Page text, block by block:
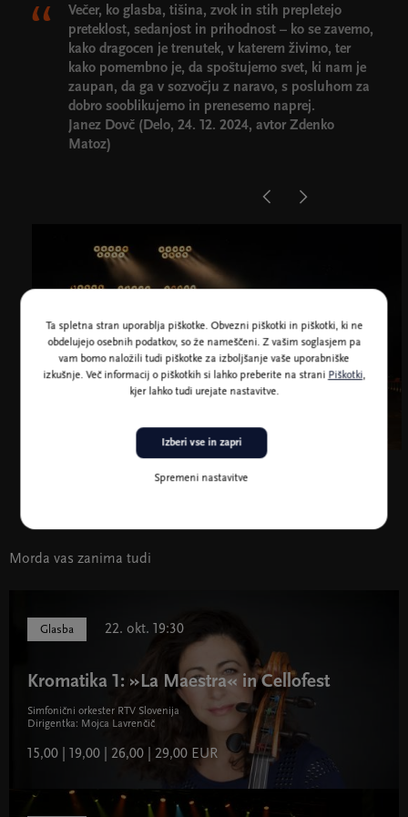
Večer, ko glasba, tišina, zvok in stih prepletejo
preteklost, sedanjost in prihodnost – ko se zavemo,
kako dragocen je trenutek, v katerem živimo, ter
kako pomembno je, da spoštujemo svet, ki nam je
zaupan, da ga v sozvočju z naravo, s posluhom za
dobro sooblikujemo in prenesemo naprej.
Janez Dovč (Delo, 24. 12. 2024, avtor Zdenko
Matoz)
Morda vas zanima tudi
Glasba 22. okt. 19:30
Kromatika 1: »La Maestra« in Cellofest
Simfonični orkester RTV Slovenija
Dirigentka: Mojca Lavrenčič
15,00 | 19,00 | 26,00 | 29,00 EUR
Ta spletna stran uporablja piškotke. Obvezni piškotki in piškotki, ki ne
obdelujejo osebnih podatkov, so že nameščeni. Z vašim soglasjem pa
vam bomo naložili tudi piškotke za izboljšanje vaše uporabniške
izkušnje. Več informacij o piškotkih si lahko preberite na strani Piškotki,
kjer lahko tudi urejate nastavitve.
Spremeni nastavitve
Izberi vse in zapri